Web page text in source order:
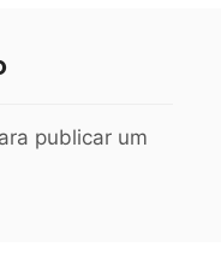
publicar um